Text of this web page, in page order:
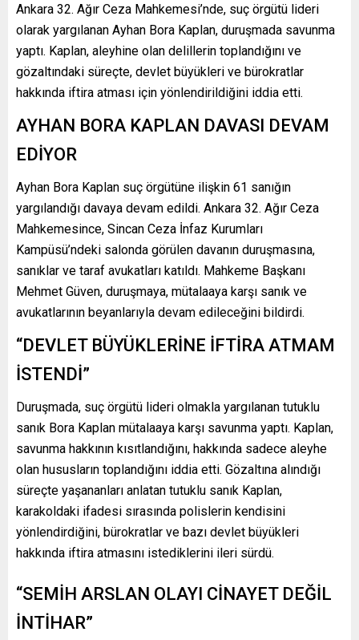
Ankara 32. Ağır Ceza Mahkemesi’nde, suç örgütü lideri
olarak yargılanan Ayhan Bora Kaplan, duruşmada savunma
yaptı. Kaplan, aleyhine olan delillerin toplandığını ve
gözaltındaki süreçte, devlet büyükleri ve bürokratlar
hakkında iftira atması için yönlendirildiğini iddia etti.
AYHAN BORA KAPLAN DAVASI DEVAM
EDİYOR
Ayhan Bora Kaplan suç örgütüne ilişkin 61 sanığın
yargılandığı davaya devam edildi. Ankara 32. Ağır Ceza
Mahkemesince, Sincan Ceza İnfaz Kurumları
Kampüsü’ndeki salonda görülen davanın duruşmasına,
sanıklar ve taraf avukatları katıldı. Mahkeme Başkanı
Mehmet Güven, duruşmaya, mütalaaya karşı sanık ve
avukatlarının beyanlarıyla devam edileceğini bildirdi.
“DEVLET BÜYÜKLERİNE İFTİRA ATMAM
İSTENDİ”
Duruşmada, suç örgütü lideri olmakla yargılanan tutuklu
sanık Bora Kaplan mütalaaya karşı savunma yaptı. Kaplan,
savunma hakkının kısıtlandığını, hakkında sadece aleyhe
olan hususların toplandığını iddia etti. Gözaltına alındığı
süreçte yaşananları anlatan tutuklu sanık Kaplan,
karakoldaki ifadesi sırasında polislerin kendisini
yönlendirdiğini, bürokratlar ve bazı devlet büyükleri
hakkında iftira atmasını istediklerini ileri sürdü.
“SEMİH ARSLAN OLAYI CİNAYET DEĞİL
İNTİHAR”